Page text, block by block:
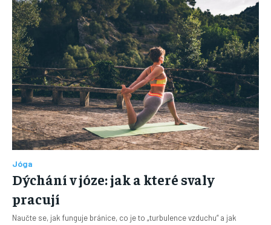
Jóga
Dýchání v józe: jak a které svaly
pracují
Naučte se, jak funguje bránice, co je to „turbulence vzduchu“ a jak